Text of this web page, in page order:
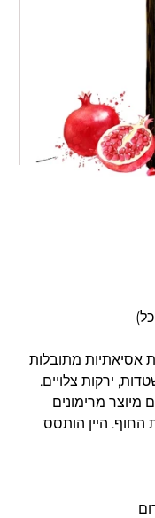
אסיאתיות מתובלות
ירקות צלויים.
מיוצר מרימונים
החוף. היין הותסס